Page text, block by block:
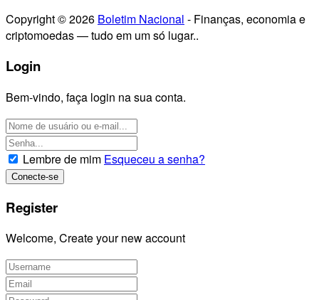
Copyright © 2026 Boletim Nacional - Finanças, economia e
criptomoedas — tudo em um só lugar..
Login
Bem-vindo, faça login na sua conta.
Lembre de mim Esqueceu a senha?
Register
Welcome, Create your new account